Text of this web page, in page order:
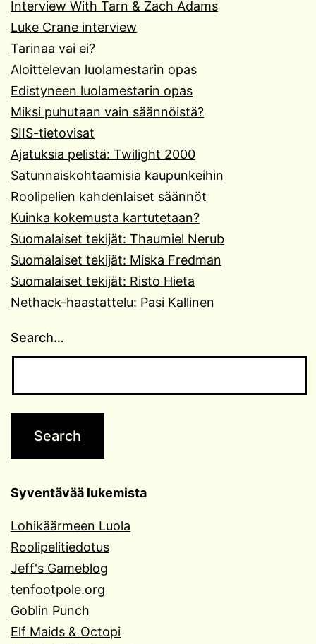
Interview With Tarn & Zach Adams
Luke Crane interview
Tarinaa vai ei?
Aloittelevan luolamestarin opas
Edistyneen luolamestarin opas
Miksi puhutaan vain säännöistä?
SIIS-tietovisat
Ajatuksia pelistä: Twilight 2000
Satunnaiskohtaamisia kaupunkeihin
Roolipelien kahdenlaiset säännöt
Kuinka kokemusta kartutetaan?
Suomalaiset tekijät: Thaumiel Nerub
Suomalaiset tekijät: Miska Fredman
Suomalaiset tekijät: Risto Hieta
Nethack-haastattelu: Pasi Kallinen
Search…
Syventävää lukemista
Lohikäärmeen Luola
Roolipelitiedotus
Jeff's Gameblog
tenfootpole.org
Goblin Punch
Elf Maids & Octopi